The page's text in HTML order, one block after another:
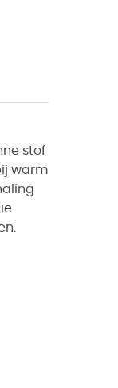
stof
warm